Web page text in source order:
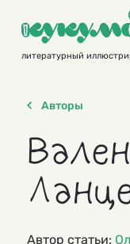
contentлитературный
Авторы
Автор статьи: